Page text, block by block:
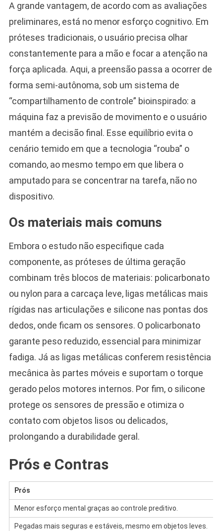
A grande vantagem, de acordo com as avaliações
preliminares, está no menor esforço cognitivo. Em
próteses tradicionais, o usuário precisa olhar
constantemente para a mão e focar a atenção na
força aplicada. Aqui, a preensão passa a ocorrer de
forma semi-autônoma, sob um sistema de
“compartilhamento de controle” bioinspirado: a
máquina faz a previsão de movimento e o usuário
mantém a decisão final. Esse equilíbrio evita o
cenário temido em que a tecnologia “rouba” o
comando, ao mesmo tempo em que libera o
amputado para se concentrar na tarefa, não no
dispositivo.
Os materiais mais comuns
Embora o estudo não especifique cada
componente, as próteses de última geração
combinam três blocos de materiais: policarbonato
ou nylon para a carcaça leve, ligas metálicas mais
rígidas nas articulações e silicone nas pontas dos
dedos, onde ficam os sensores. O policarbonato
garante peso reduzido, essencial para minimizar
fadiga. Já as ligas metálicas conferem resistência
mecânica às partes móveis e suportam o torque
gerado pelos motores internos. Por fim, o silicone
protege os sensores de pressão e otimiza o
contato com objetos lisos ou delicados,
prolongando a durabilidade geral.
Prós e Contras
Prós
Menor esforço mental graças ao controle preditivo.
Pegadas mais seguras e estáveis, mesmo em objetos leves.